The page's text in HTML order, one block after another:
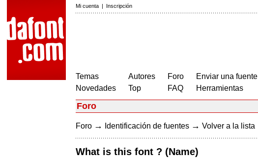
Mi cuenta | Inscripción
Temas
Novedades
Autores
Top
Foro
FAQ
Enviar una fuente
Herramientas
Foro
Foro → Identificación de fuentes → Volver a la lista
What is this font ? (Name)